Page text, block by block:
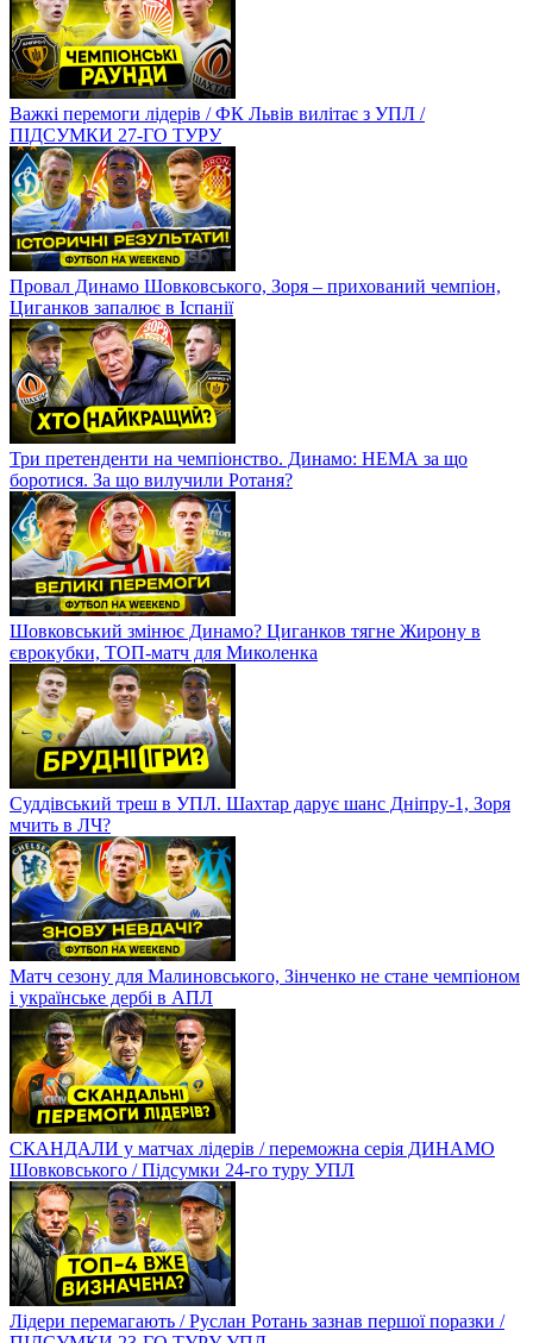
Важкі перемоги лідерів / ФК Львів вилітає з УПЛ /
ПІДСУМКИ 27-ГО ТУРУ
Провал Динамо Шовковського, Зоря – прихований чемпіон,
Циганков запалює в Іспанії
Три претенденти на чемпіонство. Динамо: НЕМА за що
боротися. За що вилучили Ротаня?
Шовковський змінює Динамо? Циганков тягне Жирону в
єврокубки, ТОП-матч для Миколенка
Суддівський треш в УПЛ. Шахтар дарує шанс Дніпру-1, Зоря
мчить в ЛЧ?
Матч сезону для Малиновського, Зінченко не стане чемпіоном
і українське дербі в АПЛ
СКАНДАЛИ у матчах лідерів / переможна серія ДИНАМО
Шовковського / Підсумки 24-го туру УПЛ
Лідери перемагають / Руслан Ротань зазнав першої поразки /